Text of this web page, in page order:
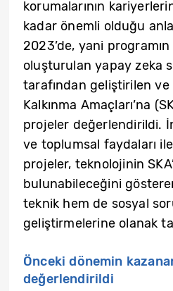
korumalarının
kadar önemli olduğu
2023’de, yani
oluşturulan yapay zeka
tarafından geliştirilen
Kalkınma Amaçları’na
projeler değerlendirildi.
ve toplumsal faydaları
projeler, teknolojinin
bulunabileceğini
teknik hem de sosyal
geliştirmelerine olanak
Önceki dönemin
değerlendirildi